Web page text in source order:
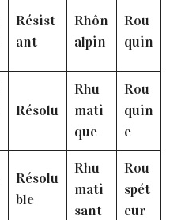
Résist
ant
Rhôn
alpin
Rou
quin
Résolu
Rhu
mati
que
Rou
quin
e
Résolu
ble
Rhu
mati
sant
Rou
spét
eur